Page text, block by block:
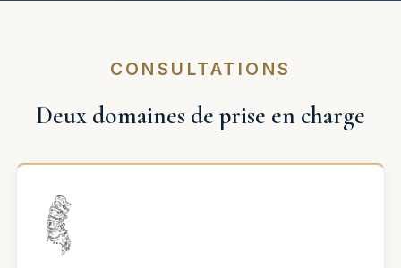
CONSULTATIONS
Deux domaines de prise en charge